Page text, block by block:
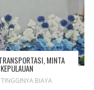
MINTA
TINGGINYA BIAYA